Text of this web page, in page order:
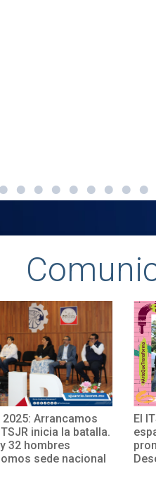
El ITSJR transforma sus
espacios con murales y
promoviendo paz y
Descúbrelo ✨🕊